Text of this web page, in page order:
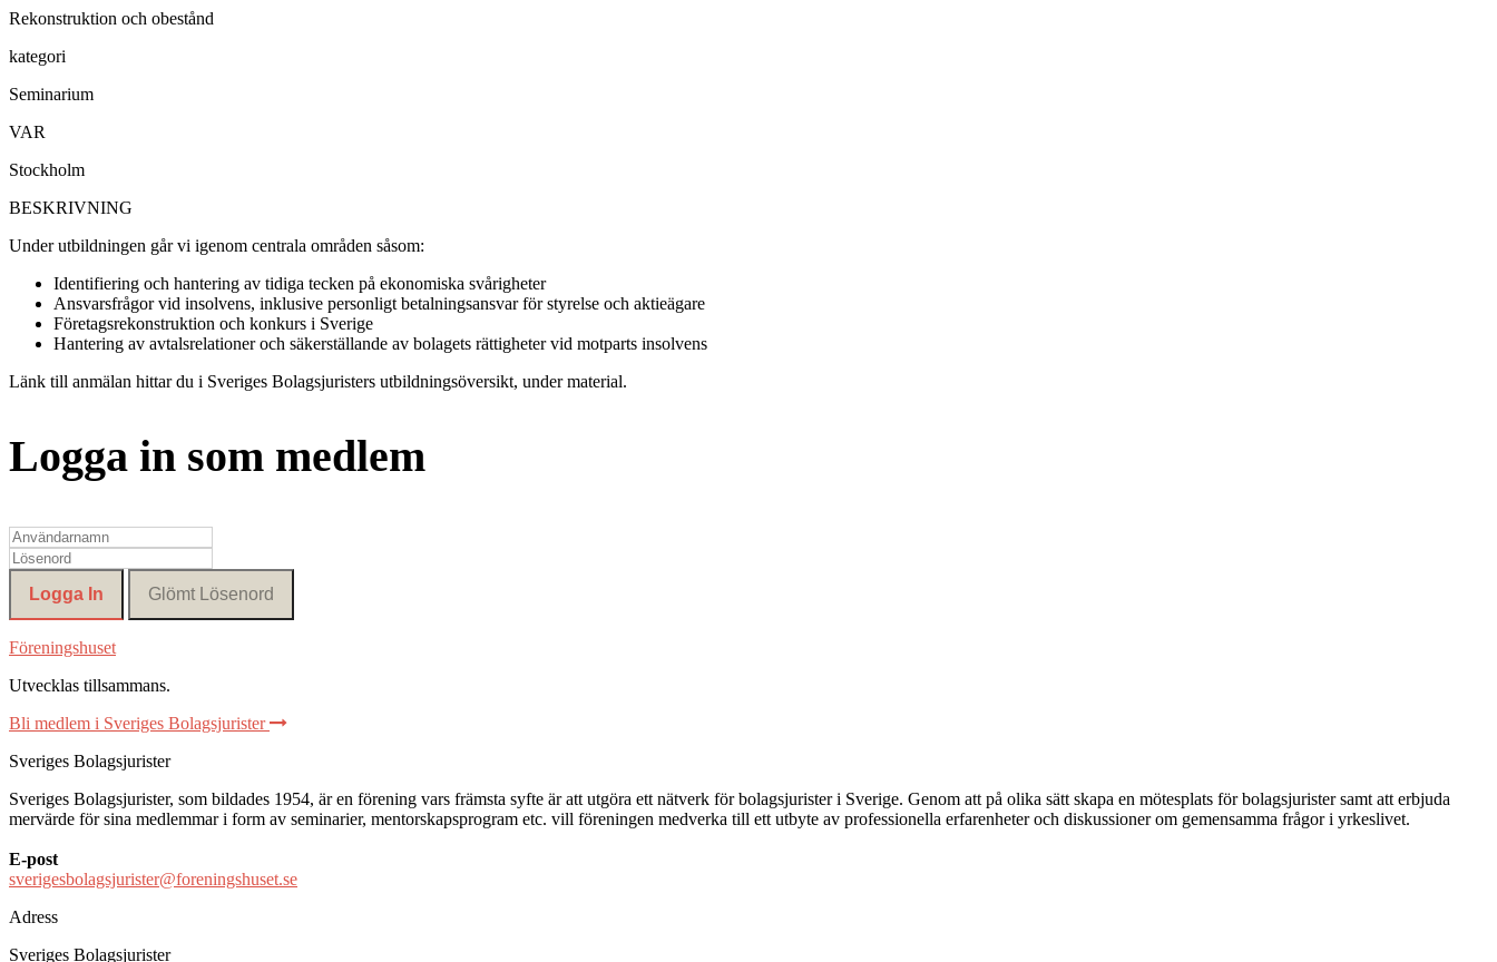
Rekonstruktion och obestånd
kategori
Seminarium
VAR
Stockholm
BESKRIVNING
Under utbildningen går vi igenom centrala områden såsom:
Identifiering och hantering av tidiga tecken på ekonomiska svårigheter
Ansvarsfrågor vid insolvens, inklusive personligt betalningsansvar för styrelse och aktieägare
Företagsrekonstruktion och konkurs i Sverige
Hantering av avtalsrelationer och säkerställande av bolagets rättigheter vid motparts insolvens
Länk till anmälan hittar du i Sveriges Bolagsjuristers utbildningsöversikt, under material.
Logga in som medlem
Föreningshuset
Utvecklas tillsammans.
Bli medlem i Sveriges Bolagsjurister
Sveriges Bolagsjurister
Sveriges Bolagsjurister, som bildades 1954, är en förening vars främsta syfte är att utgöra ett nätverk för bolagsjurister i Sverige. Genom att på olika sätt skapa en mötesplats för bolagsjurister samt att erbjuda
mervärde för sina medlemmar i form av seminarier, mentorskapsprogram etc. vill föreningen medverka till ett utbyte av professionella erfarenheter och diskussioner om gemensamma frågor i yrkeslivet.
E-post
sverigesbolagsjurister@foreningshuset.se
Adress
Sveriges Bolagsjurister